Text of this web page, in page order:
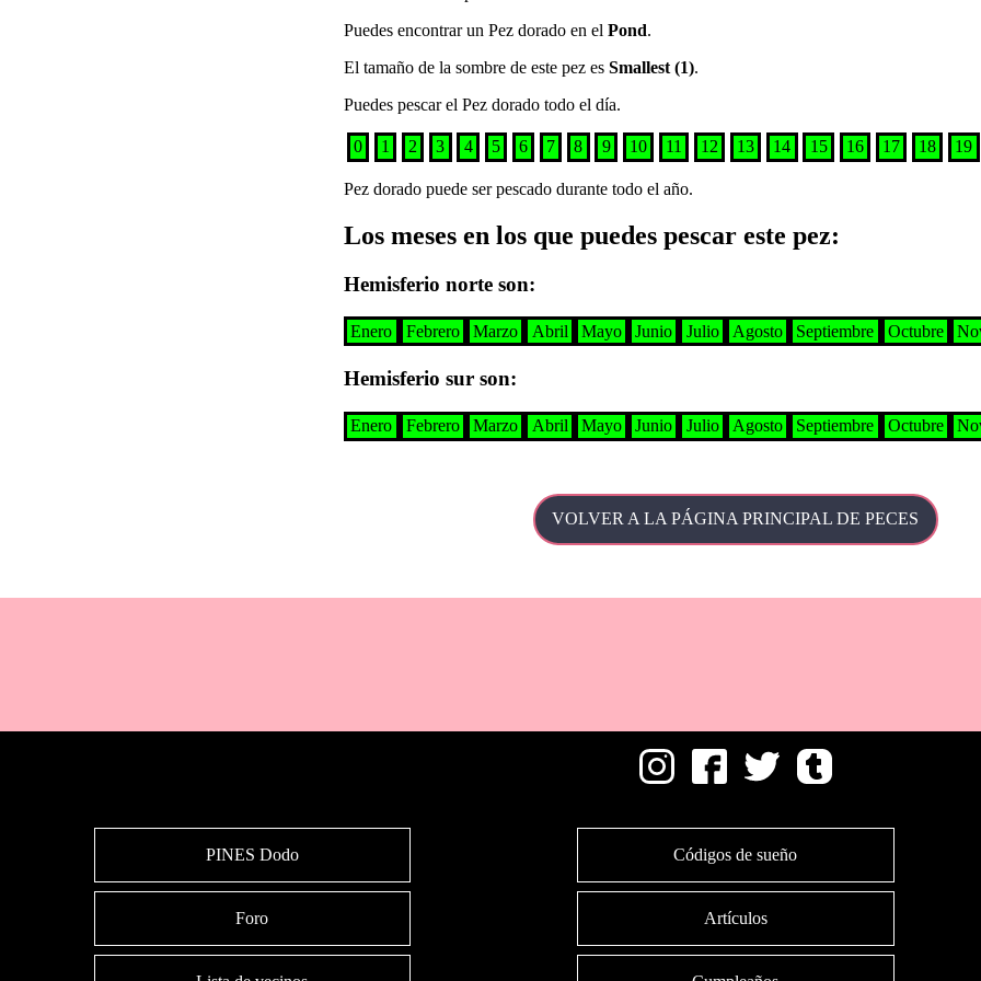
Puedes encontrar un Pez dorado en el Pond.
El tamaño de la sombre de este pez es Smallest (1).
Puedes pescar el Pez dorado todo el día.
0 1 2 3 4 5 6 7 8 9 10 11 12 13 14 15 16 17 18 19
Pez dorado puede ser pescado durante todo el año.
Los meses en los que puedes pescar este pez:
Hemisferio norte son:
Enero Febrero Marzo Abril Mayo Junio Julio Agosto Septiembre Octubre
Hemisferio sur son:
Enero Febrero Marzo Abril Mayo Junio Julio Agosto Septiembre Octubre
VOLVER A LA PÁGINA PRINCIPAL DE PECES
PINES Dodo Códigos de sueño
Foro Artículos